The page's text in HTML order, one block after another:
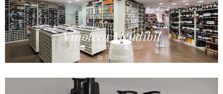
Vinoteca Mendibil
Alimentación
Irún
Bidasoa